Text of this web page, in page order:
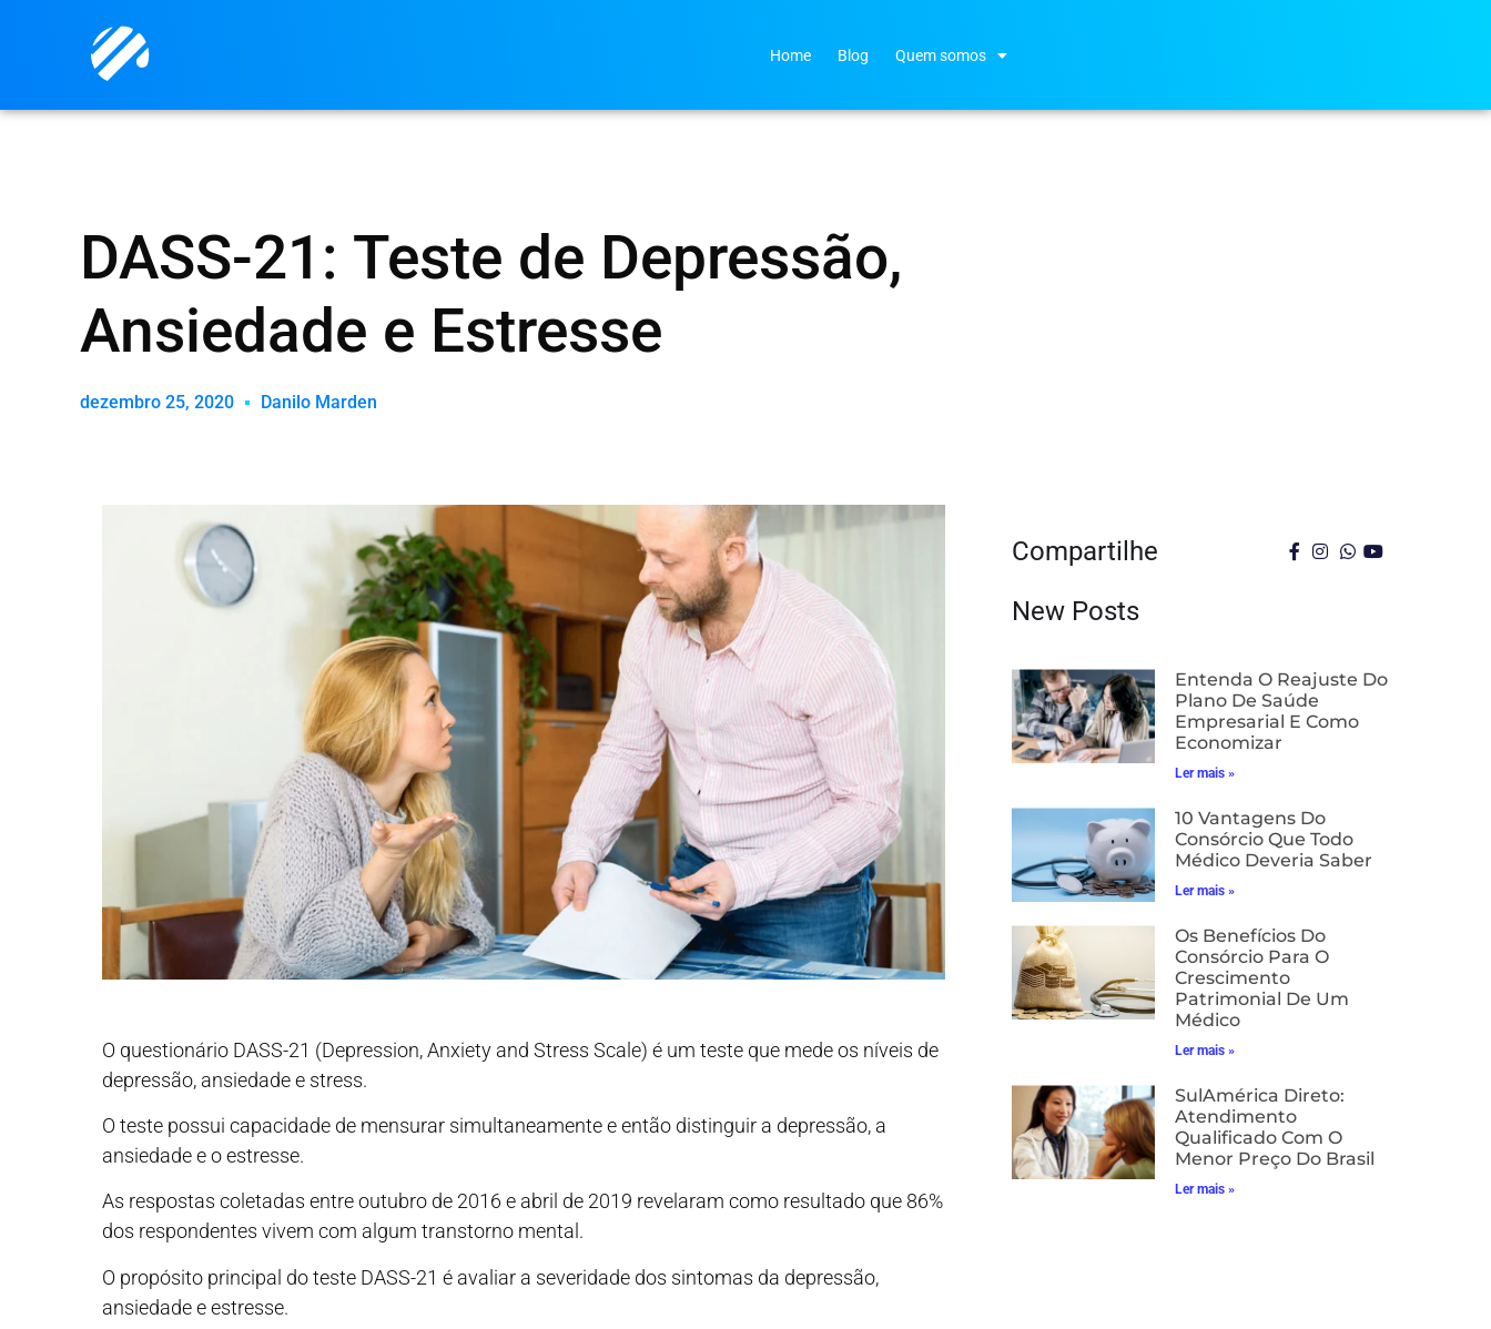
Home Blog Quem somos
DASS-21: Teste de Depressão,
Ansiedade e Estresse
dezembro 25, 2020 Danilo Marden
O questionário DASS-21 (Depression, Anxiety and Stress Scale) é um teste que mede os níveis de
depressão, ansiedade e stress.
O teste possui capacidade de mensurar simultaneamente e então distinguir a depressão, a
ansiedade e o estresse.
As respostas coletadas entre outubro de 2016 e abril de 2019 revelaram como resultado que 86%
dos respondentes vivem com algum transtorno mental.
O propósito principal do teste DASS-21 é avaliar a severidade dos sintomas da depressão,
ansiedade e estresse.
Compartilhe
New Posts
Entenda O Reajuste Do
Plano De Saúde
Empresarial E Como
Economizar
Ler mais »
10 Vantagens Do
Consórcio Que Todo
Médico Deveria Saber
Ler mais »
Os Benefícios Do
Consórcio Para O
Crescimento
Patrimonial De Um
Médico
Ler mais »
SulAmérica Direto:
Atendimento
Qualificado Com O
Menor Preço Do Brasil
Ler mais »